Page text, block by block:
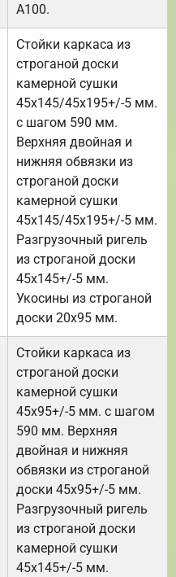
А100.
Стойки каркаса из
строганой доски
камерной сушки
45х145/45х195+/-5 мм.
с шагом 590 мм.
Верхняя двойная и
нижняя обвязки из
строганой доски
камерной сушки
45х145/45х195+/-5 мм.
Разгрузочный ригель
из строганой доски
45х145+/-5 мм.
Укосины из строганой
доски 20х95 мм.
Стойки каркаса из
строганой доски
камерной сушки
45х95+/-5 мм. с шагом
590 мм. Верхняя
двойная и нижняя
обвязки из строганой
доски 45х95+/-5 мм.
Разгрузочный ригель
из строганой доски
камерной сушки
45х145+/-5 мм.